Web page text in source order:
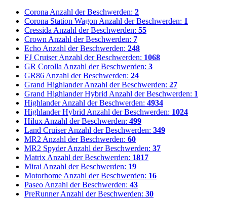
Corona Anzahl der Beschwerden: 2
Corona Station Wagon Anzahl der Beschwerden: 1
Cressida Anzahl der Beschwerden: 55
Crown Anzahl der Beschwerden: 7
Echo Anzahl der Beschwerden: 248
FJ Cruiser Anzahl der Beschwerden: 1068
GR Corolla Anzahl der Beschwerden: 3
GR86 Anzahl der Beschwerden: 24
Grand Highlander Anzahl der Beschwerden: 27
Grand Highlander Hybrid Anzahl der Beschwerden: 1
Highlander Anzahl der Beschwerden: 4934
Highlander Hybrid Anzahl der Beschwerden: 1024
Hilux Anzahl der Beschwerden: 499
Land Cruiser Anzahl der Beschwerden: 349
MR2 Anzahl der Beschwerden: 60
MR2 Spyder Anzahl der Beschwerden: 37
Matrix Anzahl der Beschwerden: 1817
Mirai Anzahl der Beschwerden: 19
Motorhome Anzahl der Beschwerden: 16
Paseo Anzahl der Beschwerden: 43
PreRunner Anzahl der Beschwerden: 30